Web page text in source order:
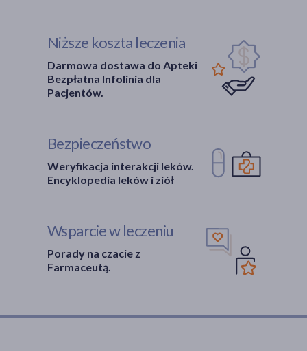
Niższe koszta leczenia
Darmowa dostawa do Apteki
Bezpłatna Infolinia dla
Pacjentów.
Bezpieczeństwo
Weryfikacja interakcji leków.
Encyklopedia leków i ziół
Wsparcie w leczeniu
Porady na czacie z
Farmaceutą.